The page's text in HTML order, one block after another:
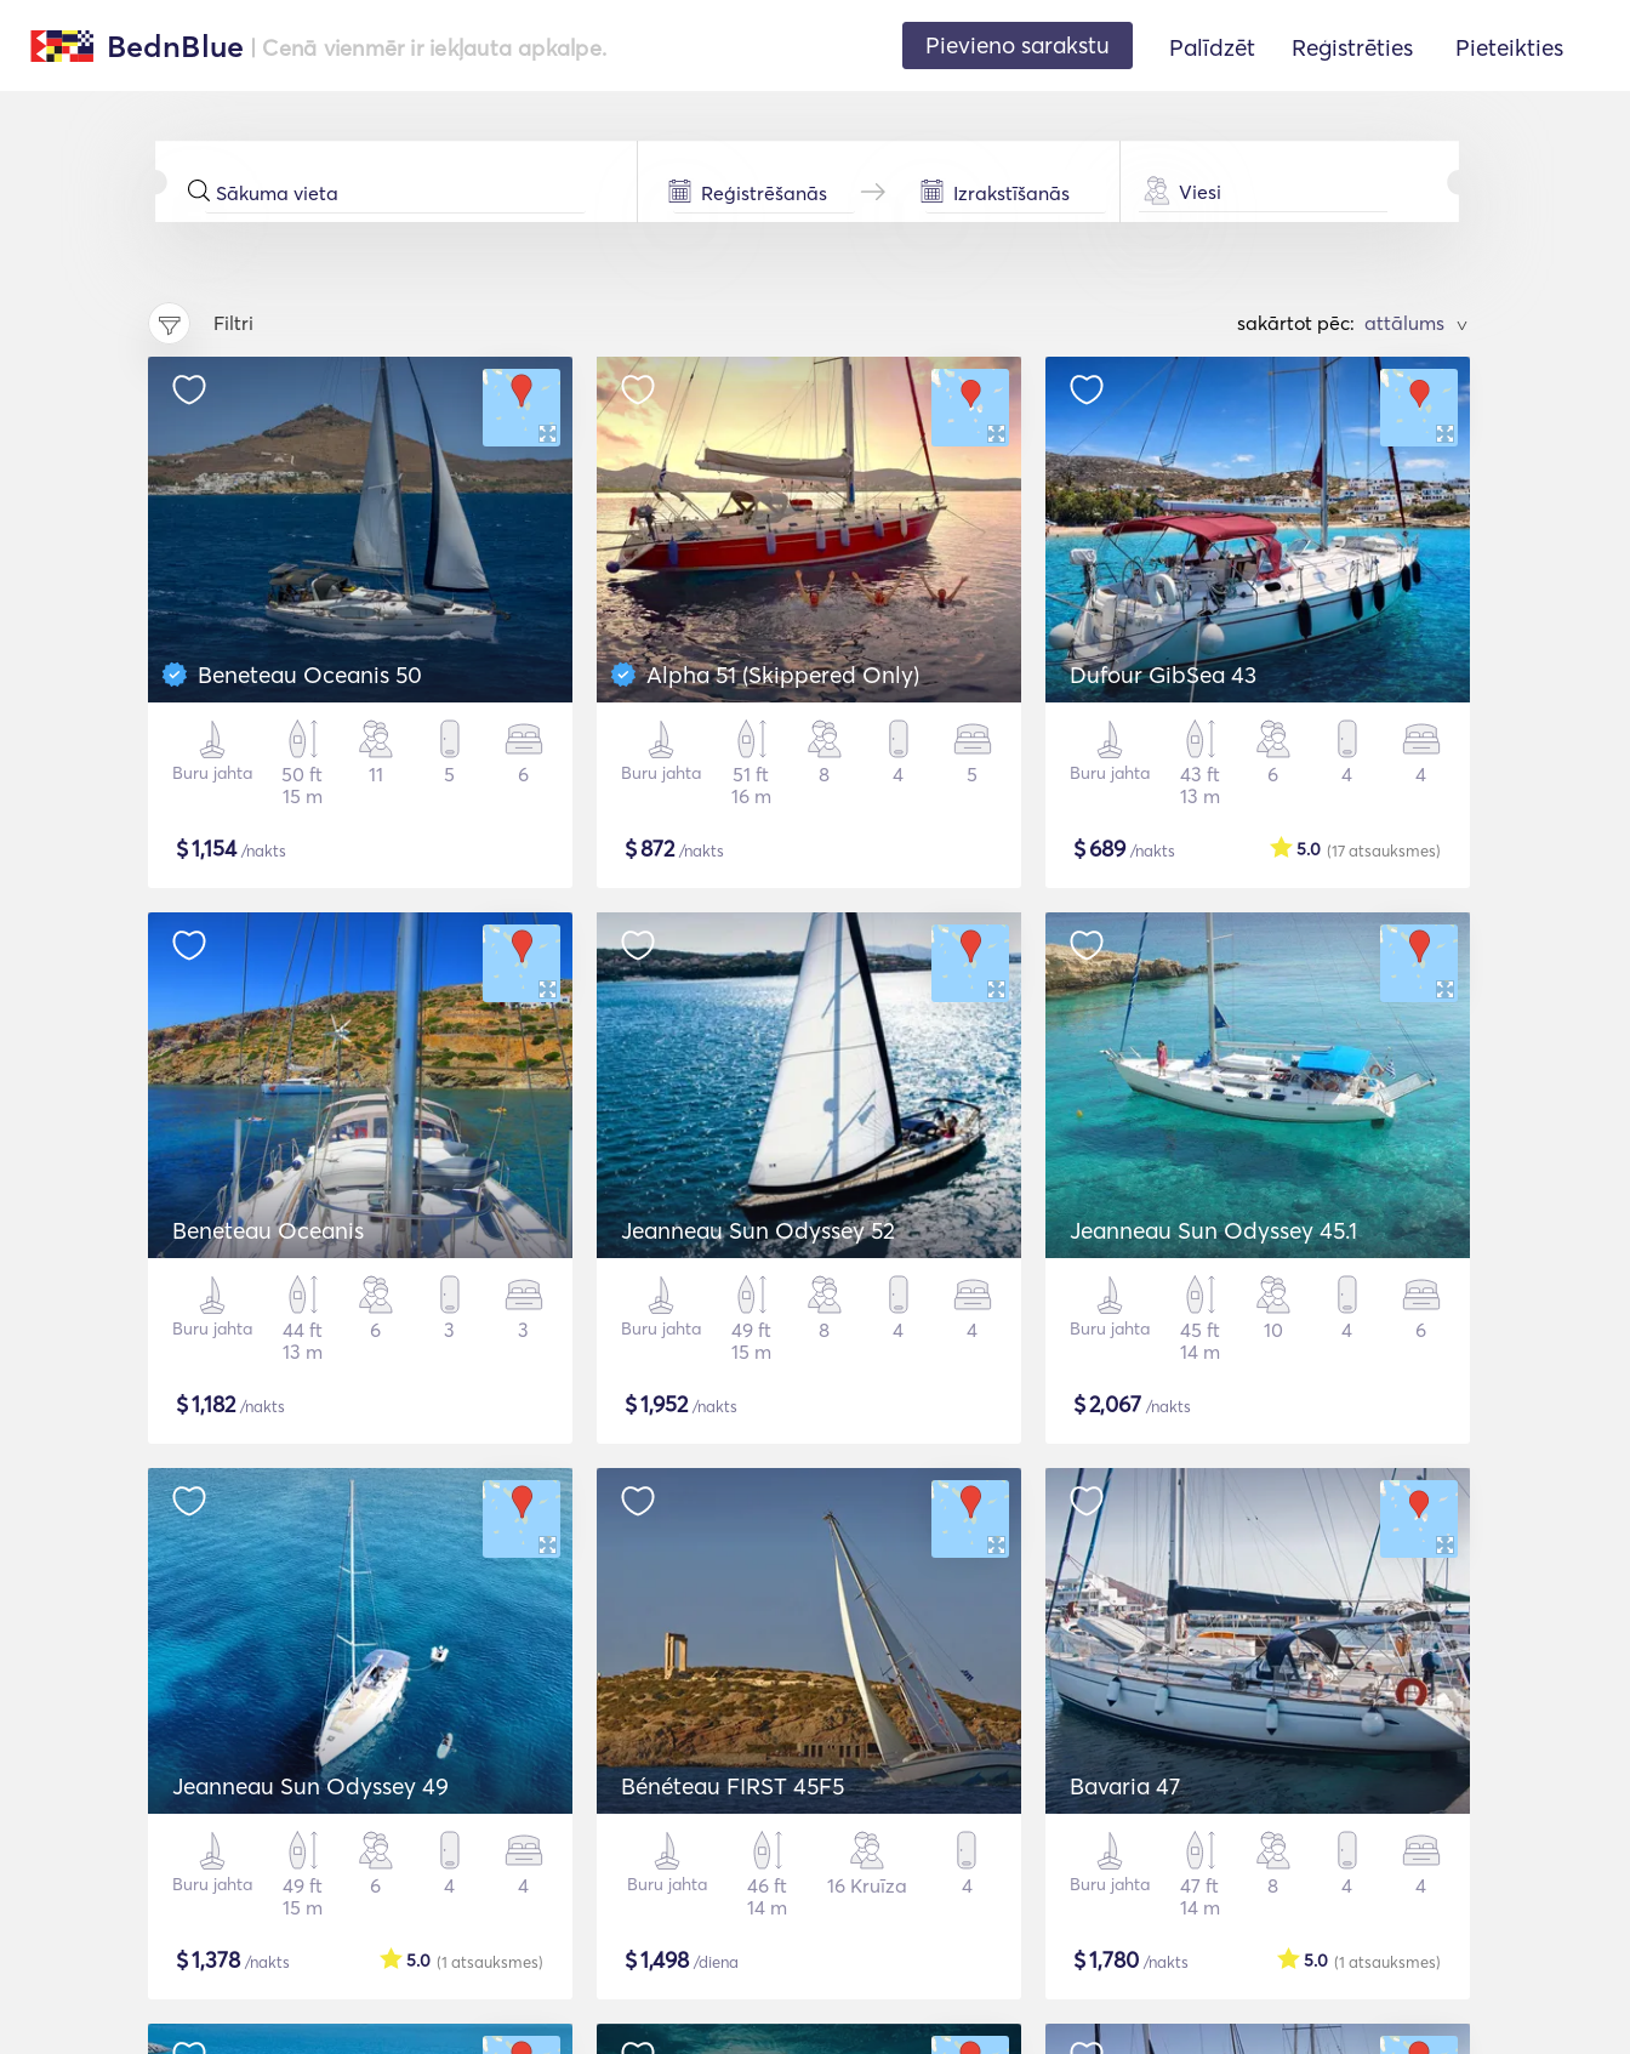
BednBlue | Cenā vienmēr ir iekļauta apkalpe. Pievieno sarakstu Palīdzēt Reģistrēties Pieteikties
Viesi
Filtri sakārtot pēc: >
Beneteau Oceanis 50
Buru jahta
50 ft
15 m
11 5 6
$1,154/nakts
Alpha 51 (Skippered Only)
Buru jahta
51 ft
16 m
8 4 5
$872/nakts
Dufour GibSea 43
Buru jahta
43 ft
13 m
6 4 4
$689/nakts (17atsauksmes)
5.0
Beneteau Oceanis
Buru jahta
44 ft
13 m
6 3 3
$1,182/nakts
Jeanneau Sun Odyssey 52
Buru jahta
49 ft
15 m
8 4 4
$1,952/nakts
Jeanneau Sun Odyssey 45.1
Buru jahta
45 ft
14 m
10 4 6
$2,067 /nakts
Jeanneau Sun Odyssey 49
Buru jahta
49 ft
15 m
6 4 4
$1,378/nakts (1 atsauksmes)
5.0
Bénéteau FIRST 45F5
Buru jahta
46 ft
14 m
16 Kruīza 4
$1,498/diena
Bavaria 47
Buru jahta
47 ft
14 m
8 4 4
$1,780 /nakts (1 atsauksmes)
5.0